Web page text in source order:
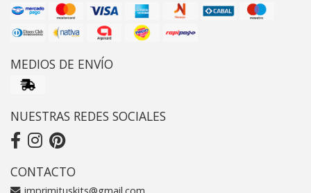
MEDIOS DE ENVÍO
NUESTRAS REDES SOCIALES
CONTACTO